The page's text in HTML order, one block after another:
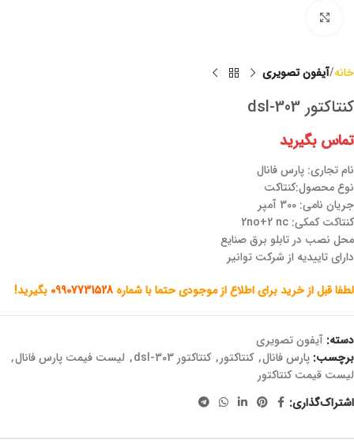
خانه آیفون تصویری
کنتاکتور dsl-303
تماس بگیرید
نام تجاری: پارس فانال
نوع محصول:کنتاکت
جریان نامی: 300 آمپر
کنتاکت کمکی: 2no+2 nc
محل نصب در تابلو برق صنایع
دارای تاییدیه از شرکت توانیر
لطفا قبل از خرید برای اطلاع از موجودی حتما با شماره 09907731528 بگیرید!
دسته: آیفون تصویری
برچسب: پارس فانال, کنتاکتور, کنتاکتور dsl-303 , لیست فیمت پارس فانال,
لیست قیمت کنتاکتور
اشتراک‌گذاری: